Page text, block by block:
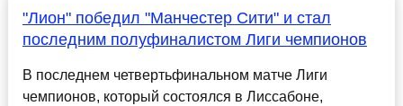
"Лион" победил "Манчестер Сити" и стал
последним полуфиналистом Лиги чемпионов
В последнем четвертьфинальном матче Лиги
чемпионов, который состоялся в Лиссабоне,